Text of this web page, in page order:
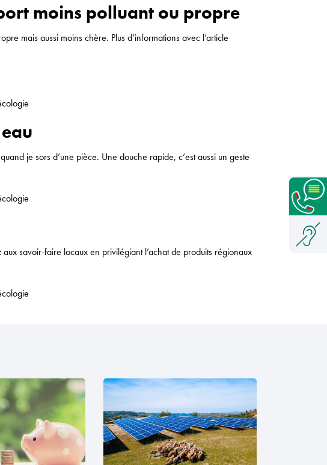
moins polluant ou propre
mais aussi moins chère. Plus d’informations avec l’article
je sors d’une pièce. Une douche rapide, c’est aussi un geste
savoir-faire locaux en privilégiant l’achat de produits régionaux